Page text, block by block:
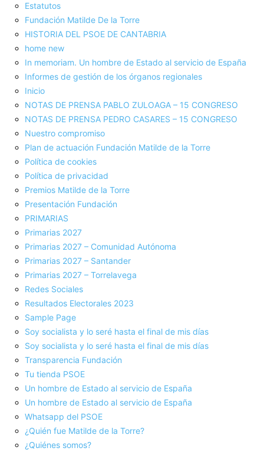
Estatutos
Fundación Matilde De la Torre
HISTORIA DEL PSOE DE CANTABRIA
home new
In memoriam. Un hombre de Estado al servicio de España
Informes de gestión de los órganos regionales
Inicio
NOTAS DE PRENSA PABLO ZULOAGA – 15 CONGRESO
NOTAS DE PRENSA PEDRO CASARES – 15 CONGRESO
Nuestro compromiso
Plan de actuación Fundación Matilde de la Torre
Política de cookies
Política de privacidad
Premios Matilde de la Torre
Presentación Fundación
PRIMARIAS
Primarias 2027
Primarias 2027 – Comunidad Autónoma
Primarias 2027 – Santander
Primarias 2027 – Torrelavega
Redes Sociales
Resultados Electorales 2023
Sample Page
Soy socialista y lo seré hasta el final de mis días
Soy socialista y lo seré hasta el final de mis días
Transparencia Fundación
Tu tienda PSOE
Un hombre de Estado al servicio de España
Un hombre de Estado al servicio de España
Whatsapp del PSOE
¿Quién fue Matilde de la Torre?
¿Quiénes somos?